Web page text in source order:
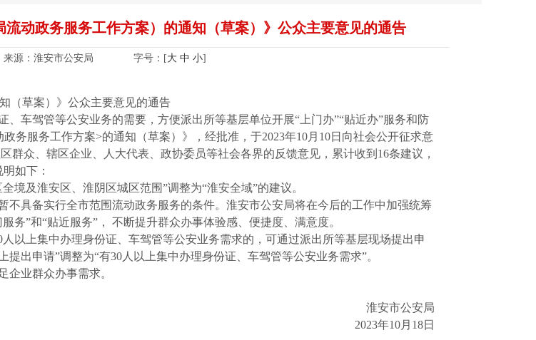
流动政务服务工作方案）的通知（草案）》公众主要意见的通告
来源：淮安市公安局 字号：[大 中 小]
（草案）》公众主要意见的通告
车驾管等公安业务的需要，方便派出所等基层单位开展“上门办”“贴近办”服务和防
务服务工作方案>的通知（草案）》，经批准，于2023年10月10日向社会公开征求意
群众、辖区企业、人大代表、政协委员等社会各界的反馈意见，累计收到16条建议，
如下：
境及淮安区、淮阴区城区范围”调整为“淮安全域”的建议。
具备实行全市范围流动政务服务的条件。淮安市公安局将在今后的工作中加强统筹
”和“贴近服务”， 不断提升群众办事体验感、便捷度、满意度。
以上集中办理身份证、车驾管等公安业务需求的，可通过派出所等基层现场提出申
出申请”调整为“有30人以上集中办理身份证、车驾管等公安业务需求”。
企业群众办事需求。
淮安市公安局
2023年10月18日